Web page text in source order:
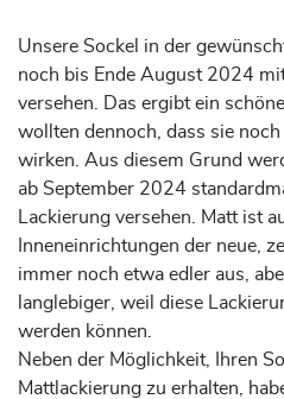
Unsere Sockel in der
noch bis Ende August 2024
versehen. Das ergibt ein
wollten dennoch, dass sie
wirken. Aus diesem Grund
ab September 2024
Lackierung versehen. Matt ist
Inneneinrichtungen der neue,
immer noch etwa edler aus,
langlebiger, weil diese
werden können.
Neben der Möglichkeit, Ihren
Mattlackierung zu erhalten,